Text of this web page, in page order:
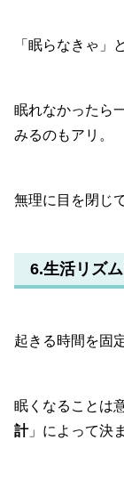
「眠らなきゃ」
眠れなかったら
みるのもアリ。
無理に目を閉じ
6.生活リズ
起きる時間を固
眠くなることは
計」によって決